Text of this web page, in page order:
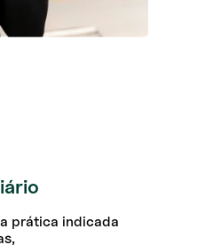
prática indicada